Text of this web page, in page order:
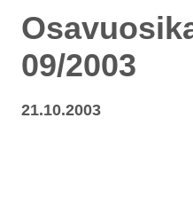
09/2003
21.10.2003